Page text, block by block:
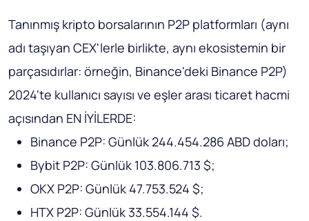
Tanınmış kripto borsalarının P2P platformları (aynı
adı taşıyan CEX'lerle birlikte, aynı ekosistemin bir
parçasıdırlar: örneğin, Binance'deki Binance P2P)
2024'te kullanıcı sayısı ve eşler arası ticaret hacmi
açısından EN İYİLERDE:
Binance P2P: Günlük 244.454.286 ABD doları;
Bybit P2P: Günlük 103.806.713 $;
OKX P2P: Günlük 47.753.524 $;
HTX P2P: Günlük 33.554.144 $.